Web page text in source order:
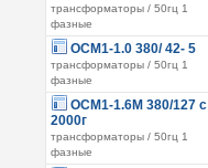
трансформаторы / 50гц 1
фазные
ОСМ1-1.0 380/ 42- 5
трансформаторы / 50гц 1
фазные
ОСМ1-1.6М 380/127 с
2000г
трансформаторы / 50гц 1
фазные